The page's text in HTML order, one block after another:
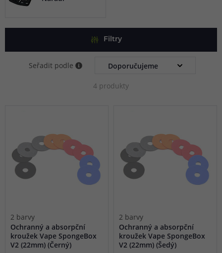
Filtry
Seřadit podle
4 produkty
2 barvy
Ochranný a absorpční
kroužek Vape SpongeBox
V2 (22mm) (Černý)
2 barvy
Ochranný a absorpční
kroužek Vape SpongeBox
V2 (22mm) (Šedý)